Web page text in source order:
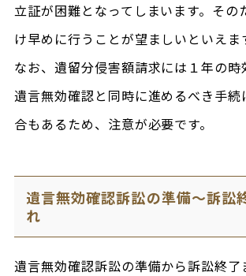
立証が困難となってしまいます。その
け早めに行うことが望ましいといえま
なお、遺留分侵害額請求には１年の時
遺言無効確認と同時に進めるべき手続
合もあるため、注意が必要です。
遺言無効確認訴訟の準備～訴訟
れ
遺言無効確認訴訟の準備から訴訟終了